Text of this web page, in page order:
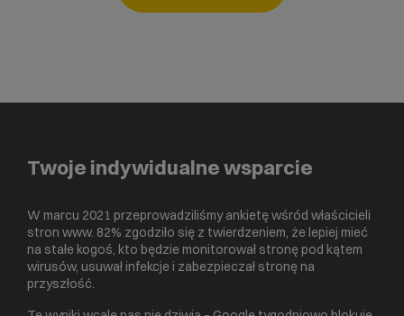
Twoje indywidualne wsparcie
W marcu 2021 przeprowadziliśmy ankietę wśród właścicieli
stron www. 82% zgodziło się z twierdzeniem, że lepiej mieć
na stałe kogoś, kto będzie monitorował stronę pod kątem
wirusów, usuwał infekcje i zabezpieczał stronę na
przyszłość.